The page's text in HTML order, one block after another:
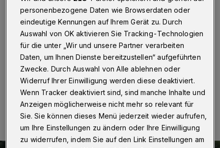
Wuppertal· Auf der Gräfrather Straße in Wuppertal-
Vohwinkel kam es am Freitag (4. Dezember 2021) um
0.35 Uhr zu einem Frontalzusammenstoß zweier
Autos. Beide Fahrer wurden dabei schwer verletzt.
06.12.2021 , 11:00 Uhr Eine Minute Lesezeit
personenbezogene Daten wie Browserdaten oder
eindeutige Kennungen auf Ihrem Gerät zu. Durch
Auswahl von OK aktivieren Sie Tracking-Technologien
für die unter „Wir und unsere Partner verarbeiten
Daten, um Ihnen Dienste bereitzustellen“ aufgeführten
Zwecke. Durch Auswahl von Alle ablehnen oder
Widerruf Ihrer Einwilligung werden diese deaktiviert.
Wenn Tracker deaktiviert sind, sind manche Inhalte und
Anzeigen möglicherweise nicht mehr so relevant für
Sie. Sie können dieses Menü jederzeit wieder aufrufen,
um Ihre Einstellungen zu ändern oder Ihre Einwilligung
zu widerrufen, indem Sie auf den Link Einstellungen am